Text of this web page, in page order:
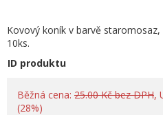
Kovový koník v barvě
10ks.
ID produktu
Běžná cena: 25.00 Kč bez DPH,
(28%)